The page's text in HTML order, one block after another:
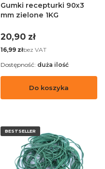
Gumki recepturki 90x3
mm zielone 1KG
Cena
20,90 zł
Cena
16,99 złbez VAT
Do koszyka
Dostępność: duża ilość
BESTSELLER